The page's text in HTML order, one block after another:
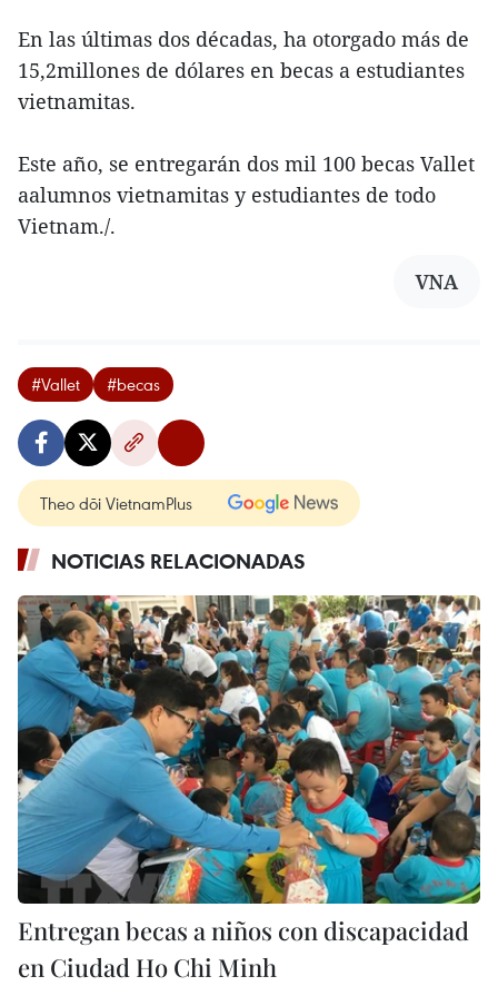
En las últimas dos décadas, ha otorgado más de
15,2millones de dólares en becas a estudiantes
vietnamitas.
Este año, se entregarán dos mil 100 becas Vallet
aalumnos vietnamitas y estudiantes de todo
Vietnam./.
VNA
#Vallet #becas
Theo dõi VietnamPlus
NOTICIAS RELACIONADAS
Entregan becas a niños con discapacidad
en Ciudad Ho Chi Minh